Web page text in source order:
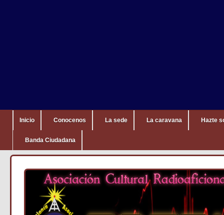
Inicio Conocenos La sede La caravana Hazte
Banda Ciudadana